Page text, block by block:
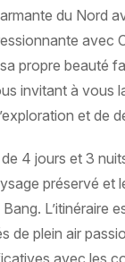
du Nord
avec
propre beauté
invitant à vous
et de
4 jours et 3
préservé et
L’itinéraire
de plein air
avec les